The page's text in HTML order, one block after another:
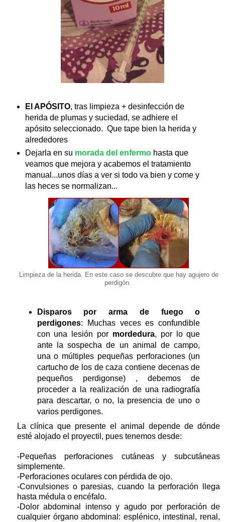
El APÓSITO, tras limpieza + desinfección de
herida de plumas y suciedad, se adhiere el
apósito seleccionado. Que tape bien la herida y
alrededores
Dejarla en su morada del enfermohasta que
veamos que mejora y acabemos el tratamiento
manual...unos días a ver si todo va bien y come y
las heces se normalizan...
Limpieza de la herida. En este caso se descubre que hay agujero de
perdigón.
Disparos por arma de fuego o
perdigones: Muchas veces es confundible
con una lesión por mordedura, por lo que
ante la sospecha de un animal de campo,
una o múltiples pequeñas perforaciones (un
cartucho de los de caza contiene decenas de
pequeños perdigonse) , debemos de
proceder a la realización de una radiografía
para descartar, o no, la presencia de uno o
varios perdigones.
La clínica que presente el animal depende de dónde
esté alojado el proyectil, pues tenemos desde:
-Pequeñas perforaciones cutáneas y subcutáneas
simplemente.
-Perforaciones oculares con pérdida de ojo.
-Convulsiones o paresias, cuando la perforación llega
hasta médula o encéfalo.
-Dolor abdominal intenso y agudo por perforación de
cualquier órgano abdominal: esplénico, intestinal, renal,